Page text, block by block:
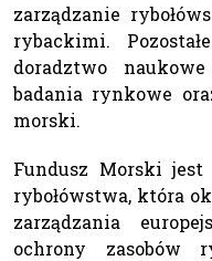
zarządzanie
rybackimi.
doradztwo
badania rynkowe
morski.
Fundusz Morski
rybołówstwa, która
zarządzania
ochrony zasobów